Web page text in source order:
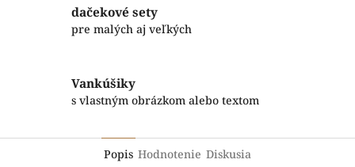
dačekové sety
pre malých aj veľkých
Vankúšiky
s vlastným obrázkom alebo textom
Popis Hodnotenie Diskusia